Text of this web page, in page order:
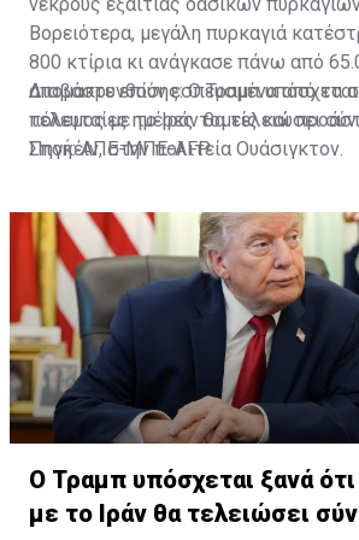
Βορειότερα, μεγάλη πυρκαγιά
800 κτίρια κι ανάγκασε πάνω από
απομακρυνθούν εσπευσμένα από τα
τελευταίες ημέρες τομείς και
Σποκέιν, στην πολιτεία Ουάσιγκτον.
Διαβάστε επίσης:Ο Τραμπ
πόλεμος με το Ιράν θα τελειώσει
Πηγή: ΑΠΕ-ΜΠΕ-AFP
Ο Τραμπ υπόσχεται ξανά
με το Ιράν θα τελειώσει